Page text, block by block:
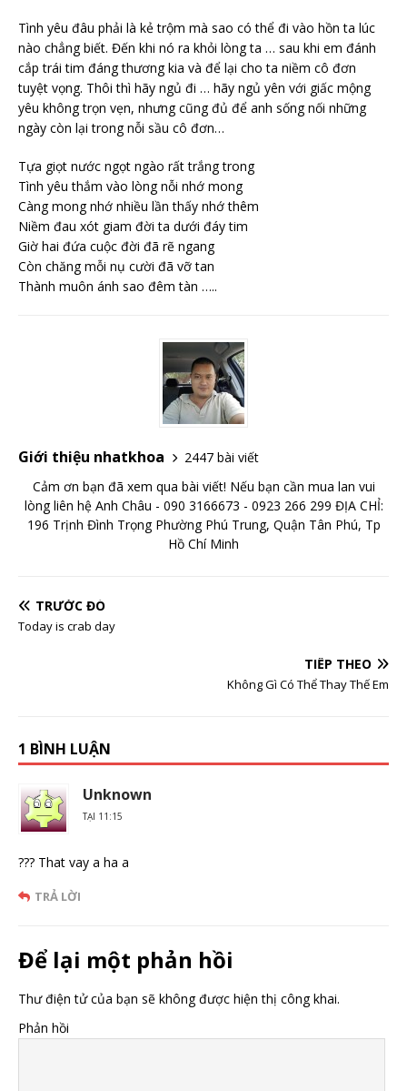
Tình yêu đâu phải là kẻ trộm mà sao có thể đi vào hồn ta lúc
nào chẳng biết. Đến khi nó ra khỏi lòng ta … sau khi em đánh
cắp trái tim đáng thương kia và để lại cho ta niềm cô đơn
tuyệt vọng. Thôi thì hãy ngủ đi … hãy ngủ yên với giấc mộng
yêu không trọn vẹn, nhưng cũng đủ để anh sống nối những
ngày còn lại trong nỗi sầu cô đơn…
Tựa giọt nước ngọt ngào rất trắng trong
Tình yêu thắm vào lòng nỗi nhớ mong
Càng mong nhớ nhiều lần thấy nhớ thêm
Niềm đau xót giam đời ta dưới đáy tim
Giờ hai đứa cuộc đời đã rẽ ngang
Còn chăng mỗi nụ cười đã vỡ tan
Thành muôn ánh sao đêm tàn …..
Giới thiệu nhatkhoa
2447 bài viết
Cảm ơn bạn đã xem qua bài viết! Nếu bạn cần mua lan vui
lòng liên hệ Anh Châu - 090 3166673 - 0923 266 299 ĐỊA CHỈ:
196 Trịnh Đình Trọng Phường Phú Trung, Quận Tân Phú, Tp
Hồ Chí Minh
TRƯỚC ĐÓ
Today is crab day
TIẾP THEO
Không Gì Có Thể Thay Thế Em
1 BÌNH LUẬN
Unknown
TẠI 11:15
??? That vay a ha a
TRẢ LỜI
Để lại một phản hồi
Thư điện tử của bạn sẽ không được hiện thị công khai.
Phản hồi